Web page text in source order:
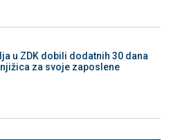
u ZDK dobili dodatnih 30 dana
za svoje zaposlene